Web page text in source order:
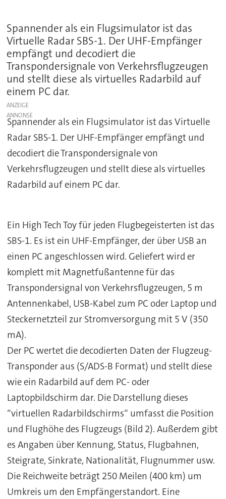
Spannender als ein Flugsimulator ist das
Virtuelle Radar SBS-1. Der UHF-Empfänger
empfängt und decodiert die
Transpondersignale von Verkehrsflugzeugen
und stellt diese als virtuelles Radarbild auf
einem PC dar.
ANZEIGE
Spannender als ein Flugsimulator ist das Virtuelle
Radar SBS-1. Der UHF-Empfänger empfängt und
decodiert die Transpondersignale von
Verkehrsflugzeugen und stellt diese als virtuelles
Radarbild auf einem PC dar.
Ein High Tech Toy für jeden Flugbegeisterten ist das
SBS-1. Es ist ein UHF-Empfänger, der über USB an
einen PC angeschlossen wird. Geliefert wird er
komplett mit Magnetfußantenne für das
Transpondersignal von Verkehrsflugzeugen, 5 m
Antennenkabel, USB-Kabel zum PC oder Laptop und
Steckernetzteil zur Stromversorgung mit 5 V (350
mA).
Der PC wertet die decodierten Daten der Flugzeug-
Transponder aus (S/ADS-B Format) und stellt diese
wie ein Radarbild auf dem PC- oder
Laptopbildschirm dar. Die Darstellung dieses
“virtuellen Radarbildschirms“ umfasst die Position
und Flughöhe des Flugzeugs (Bild 2). Außerdem gibt
es Angaben über Kennung, Status, Flugbahnen,
Steigrate, Sinkrate, Nationalität, Flugnummer usw.
Die Reichweite beträgt 250 Meilen (400 km) um
Umkreis um den Empfängerstandort. Eine